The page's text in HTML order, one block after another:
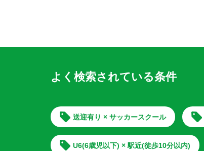
よく検索されている条件
送迎有り × サッカースクール
U6(6歳児以下) × 駅近(徒歩10分以内)